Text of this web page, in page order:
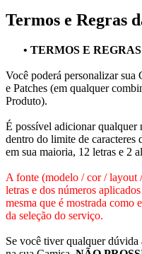
Termos e Regras
• TERMOS E
Você poderá personalizar
e Patches (em qualquer
Produto).
É possível adicionar qualquer
dentro do limite de
em sua maioria, 12 letras e 2
A fonte (modelo / cor / layout
letras e dos números
mesma que é mostrada como
da seleção do serviço.
Se você tiver qualquer dúvida